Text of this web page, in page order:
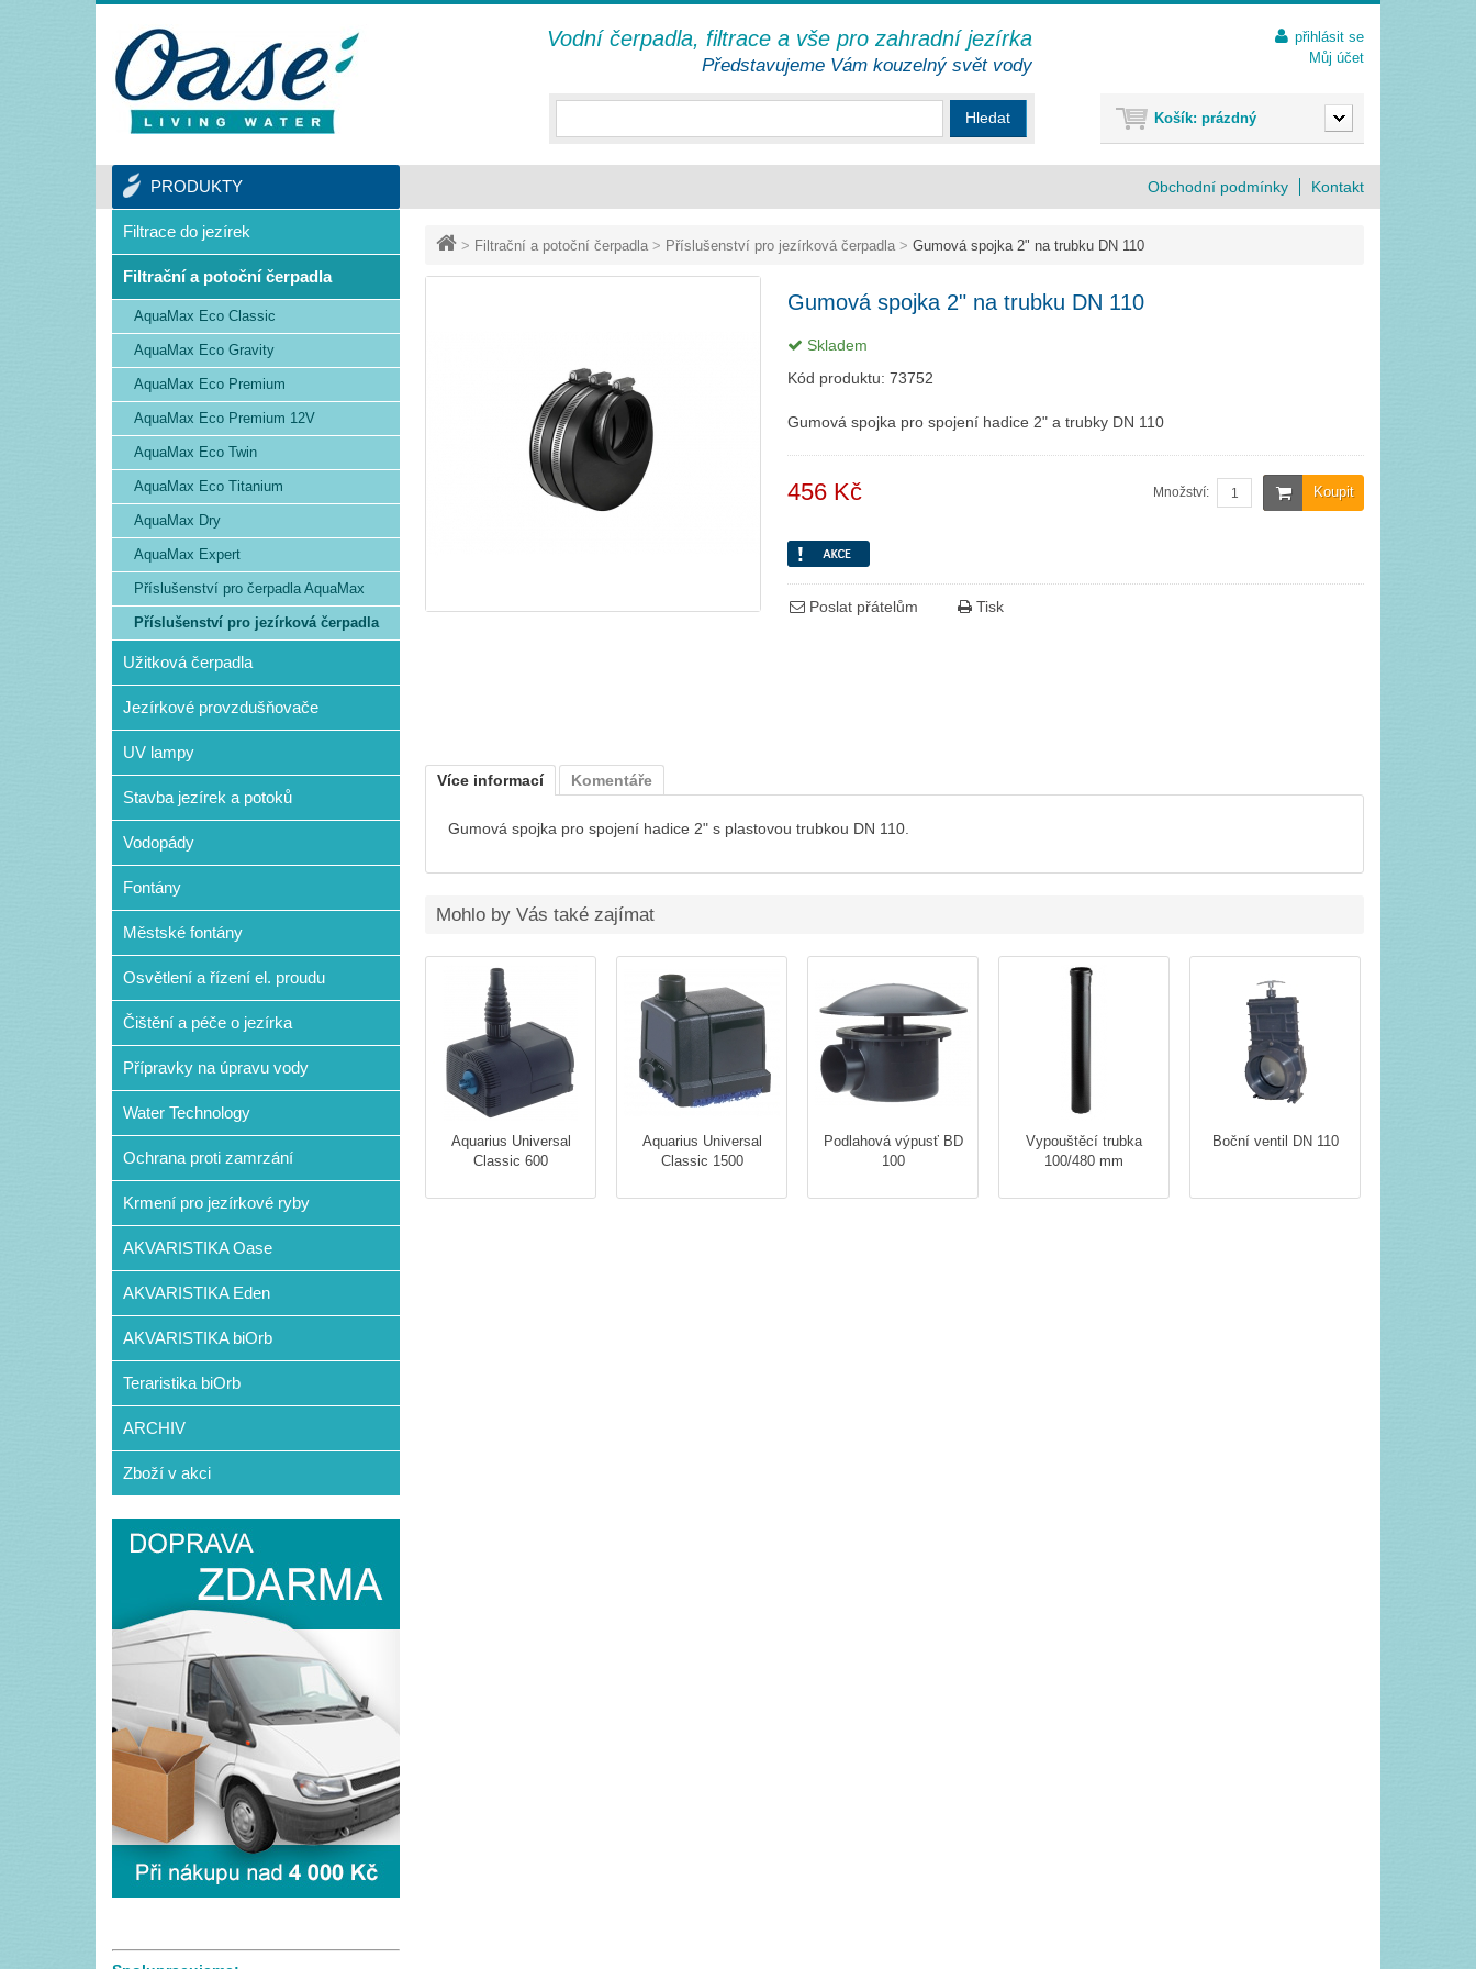
> Filtrační a potoční čerpadla > Příslušenství pro jezírková čerpadla > Gumová spojka 2" na trubku DN 110
Gumová spojka 2" na trubku DN 110
Skladem
Kód produktu: 73752
Gumová spojka pro spojení hadice 2" a trubky DN 110
456 Kč Koupit
Množství:
Poslat přátelům Tisk
Více informací Komentáře
Gumová spojka pro spojení hadice 2" s plastovou trubkou DN 110.
Mohlo by Vás také zajímat
Aquarius Universal
Classic 600
Aquarius Universal
Classic 1500
Podlahová výpusť BD
100
Vypouštěcí trubka
100/480 mm
Boční ventil DN 110
PRODUKTY
Filtrace do jezírek
Filtrační a potoční čerpadla
AquaMax Eco Classic
AquaMax Eco Gravity
AquaMax Eco Premium
AquaMax Eco Premium 12V
AquaMax Eco Twin
AquaMax Eco Titanium
AquaMax Dry
AquaMax Expert
Příslušenství pro čerpadla AquaMax
Příslušenství pro jezírková čerpadla
Užitková čerpadla
Jezírkové provzdušňovače
UV lampy
Stavba jezírek a potoků
Vodopády
Fontány
Městské fontány
Osvětlení a řízení el. proudu
Čištění a péče o jezírka
Přípravky na úpravu vody
Water Technology
Ochrana proti zamrzání
Krmení pro jezírkové ryby
AKVARISTIKA Oase
AKVARISTIKA Eden
AKVARISTIKA biOrb
Teraristika biOrb
ARCHIV
Zboží v akci
Obchodní podmínky Kontakt
Hledat
přihlásit se
Můj účet
Košík: prázdný
Vodní čerpadla, filtrace a vše pro zahradní jezírka
Představujeme Vám kouzelný svět vody